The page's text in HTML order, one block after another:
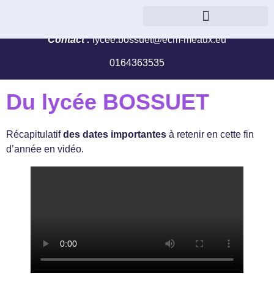
Contact : lycee.bossuet@ecm-meaux.eu
0164363535
Du lycée BOSSUET
Récapitulatifdes dates importantes à retenir en cette fin
d’année en vidéo.